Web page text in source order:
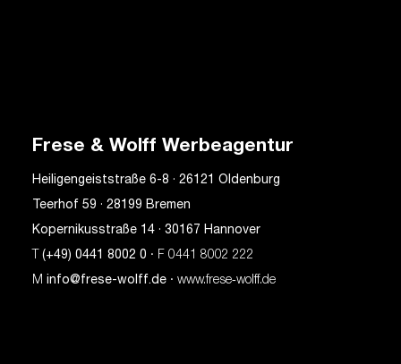
Frese & Wolff Werbeagentur
Heiligengeiststraße 6-8 · 26121 Oldenburg
Teerhof 59 · 28199 Bremen
Kopernikusstraße 14 · 30167 Hannover
T (+49) 0441 8002 0 · F 0441 8002 222
M info@frese-wolff.de· www.frese‑wolff.de